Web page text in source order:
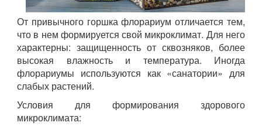
От привычного горшка флорариум отличается тем,
что в нем формируется свой микроклимат. Для него
характерны: защищенность от сквозняков, более
высокая влажность и температура. Иногда
флорариумы используются как «санатории» для
слабых растений.
Условия для формирования здорового
микроклимата: